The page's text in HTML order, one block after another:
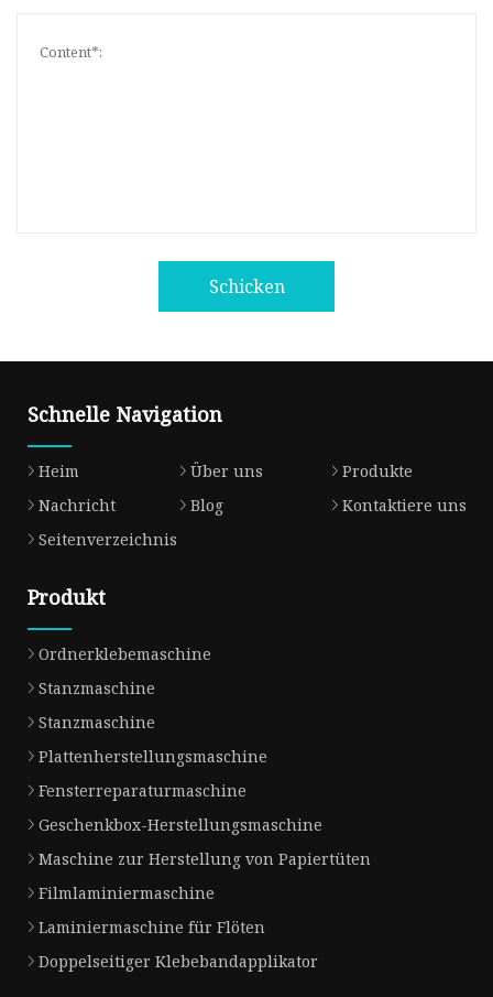
Schicken
Schnelle Navigation
Heim Über uns
Produkte
Nachricht
Blog
Kontaktiere uns
Seitenverzeichnis
Produkt
Ordnerklebemaschine
Stanzmaschine
Stanzmaschine
Plattenherstellungsmaschine
Fensterreparaturmaschine
Geschenkbox-Herstellungsmaschine
Maschine zur Herstellung von Papiertüten
Filmlaminiermaschine
Laminiermaschine für Flöten
Doppelseitiger Klebebandapplikator